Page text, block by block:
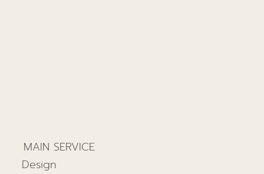
MAIN SERVICE
Design